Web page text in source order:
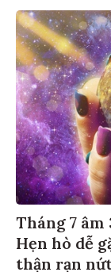
Tháng 7 âm
Hẹn hò dễ
thận rạn